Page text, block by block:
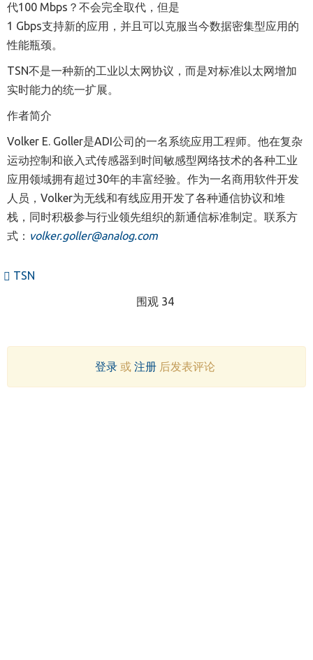
代100 Mbps？不会完全取代，但是
1 Gbps支持新的应用，并且可以克服当今数据密集型应用的
性能瓶颈。
TSN不是一种新的工业以太网协议，而是对标准以太网增加
实时能力的统一扩展。
作者简介
Volker E. Goller是ADI公司的一名系统应用工程师。他在复杂
运动控制和嵌入式传感器到时间敏感型网络技术的各种工业
应用领域拥有超过30年的丰富经验。作为一名商用软件开发
人员，Volker为无线和有线应用开发了各种通信协议和堆
栈，同时积极参与行业领先组织的新通信标准制定。联系方
式： volker.goller@analog.com
TSN
围观 34
登录或 注册后发表评论